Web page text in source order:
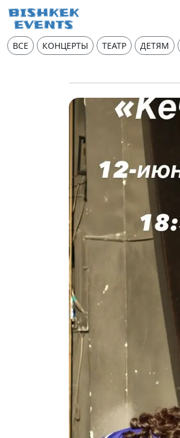
ВСЕ КОНЦЕРТЫ ТЕАТР ДЕТЯМ